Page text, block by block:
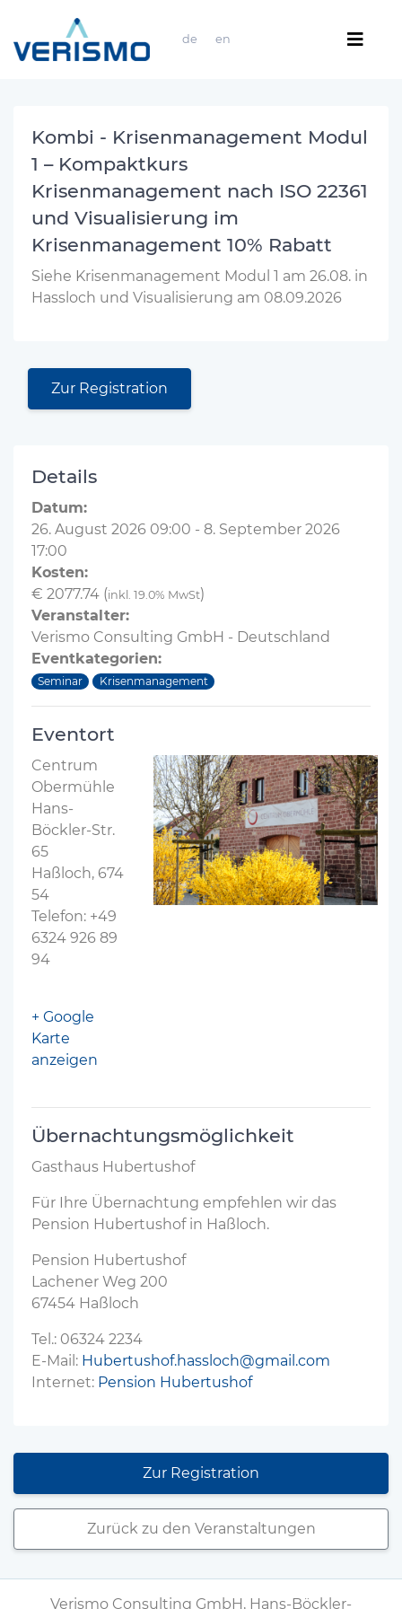
de en
Kombi - Krisenmanagement Modul
1 – Kompaktkurs
Krisenmanagement nach ISO 22361
und Visualisierung im
Krisenmanagement 10% Rabatt
Siehe Krisenmanagement Modul 1 am 26.08. in
Hassloch und Visualisierung am 08.09.2026
Zur Registration
Details
Datum:
26. August 2026 09:00 - 8. September 2026
17:00
Kosten:
€ 2077.74 (inkl. 19.0% MwSt)
Veranstalter:
Verismo Consulting GmbH - Deutschland
Eventkategorien:
Seminar Krisenmanagement
Eventort
Centrum
Obermühle
Hans-
Böckler-Str.
65
Haßloch, 674
54
Telefon: +49
6324 926 89
94
+ Google
Karte
anzeigen
Übernachtungsmöglichkeit
Gasthaus Hubertushof
Für Ihre Übernachtung empfehlen wir das
Pension Hubertushof in Haßloch.
Pension Hubertushof
Lachener Weg 200
67454 Haßloch
Tel.: 06324 2234
E-Mail: Hubertushof.hassloch@gmail.com
Internet: Pension Hubertushof
Zurück zu den Veranstaltungen
Zur Registration
Verismo Consulting GmbH, Hans-Böckler-